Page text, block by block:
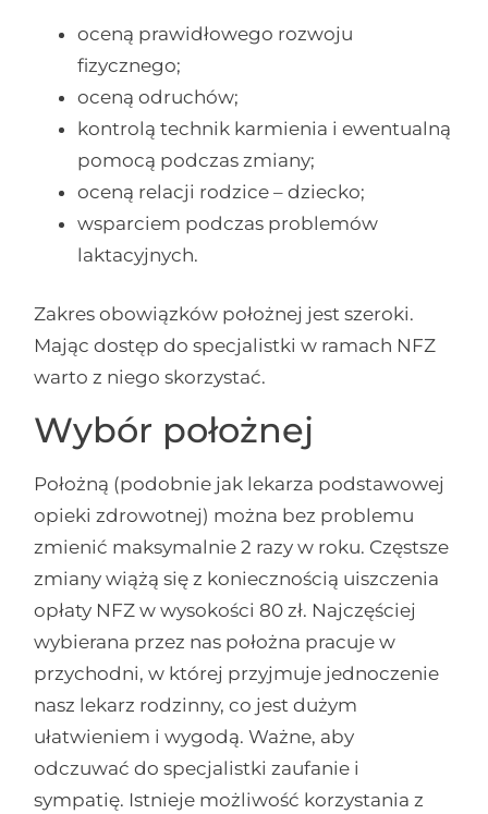
oceną prawidłowego rozwoju
fizycznego;
oceną odruchów;
kontrolą technik karmienia i ewentualną
pomocą podczas zmiany;
oceną relacji rodzice – dziecko;
wsparciem podczas problemów
laktacyjnych.
Zakres obowiązków położnej jest szeroki.
Mając dostęp do specjalistki w ramach NFZ
warto z niego skorzystać.
Wybór położnej
Położną (podobnie jak lekarza podstawowej
opieki zdrowotnej) można bez problemu
zmienić maksymalnie 2 razy w roku. Częstsze
zmiany wiążą się z koniecznością uiszczenia
opłaty NFZ w wysokości 80 zł. Najczęściej
wybierana przez nas położna pracuje w
przychodni, w której przyjmuje jednoczenie
nasz lekarz rodzinny, co jest dużym
ułatwieniem i wygodą. Ważne, aby
odczuwać do specjalistki zaufanie i
sympatię. Istnieje możliwość korzystania z